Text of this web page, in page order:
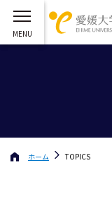
ホーム TOPICS